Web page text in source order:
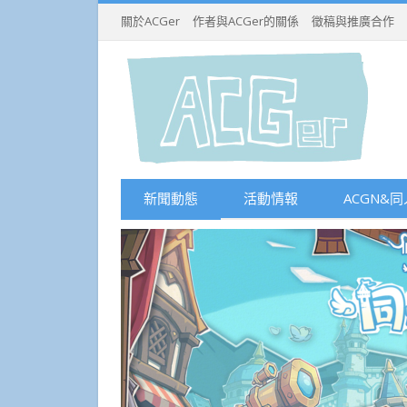
關於ACGer 作者與ACGer的關係 徵稿與推廣合作
新聞動態 活動情報 ACGN&同